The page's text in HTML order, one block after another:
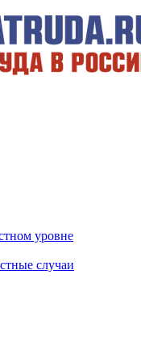
уровне
случаи